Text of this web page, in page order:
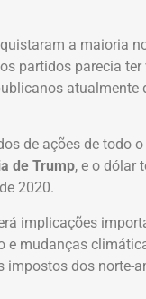
a maioria
partidos parecia
atualmente
de ações de todo
de Trump, e o dólar
2020.
implicações
e mudanças
impostos dos norte-